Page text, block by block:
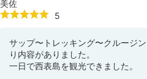
美佐
5
サップ〜トレッキング〜クルージ
り内容がありました。
一日で西表島を観光できました。